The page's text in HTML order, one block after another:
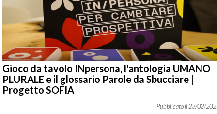
Gioco da tavolo INpersona, l'antologia UMANO
PLURALE e il glossario Parole da Sbucciare |
Progetto SOFIA
23/02/